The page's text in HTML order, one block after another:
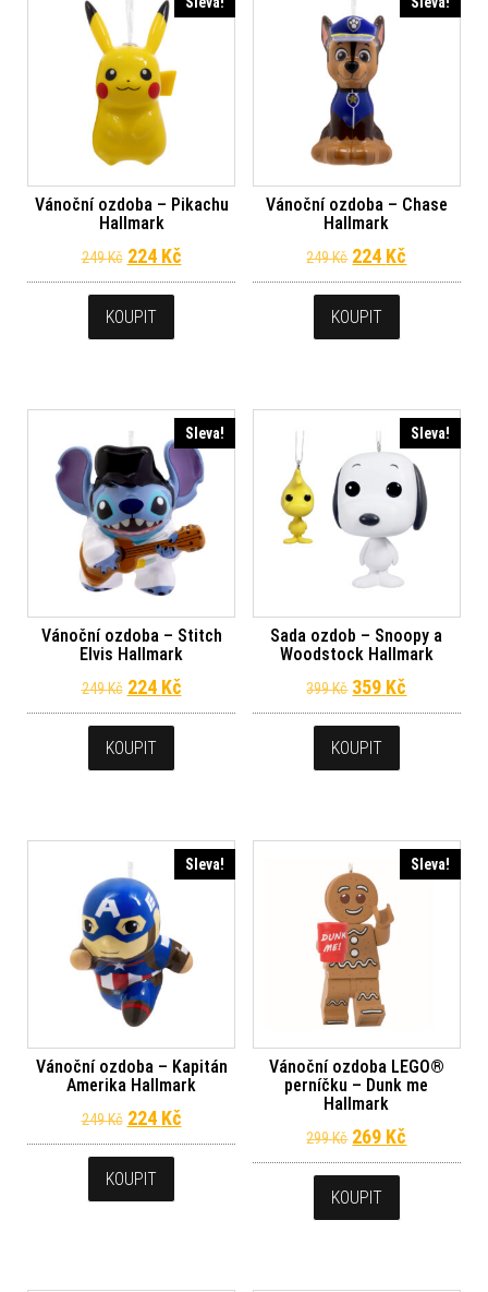
Vánoční ozdoba – Pikachu
Hallmark
249Kč Původní cena byla: 249 Kč.
224 KčAktuální cena je: 224 Kč.
KOUPIT
Vánoční ozdoba – Chase
Hallmark
249Kč Původní cena
224 Kč
KOUPIT
Sleva!
Vánoční ozdoba – Stitch
Elvis Hallmark
249Kč Původní cena byla: 249 Kč.
224 KčAktuální cena je: 224 Kč.
KOUPIT
Sleva!
Sada ozdob – Snoopy a
Woodstock Hallmark
399Kč Původní cena
359 Kč
KOUPIT
Sleva!
Vánoční ozdoba – Kapitán
Amerika Hallmark
249Kč Původní cena byla: 249 Kč.
224 KčAktuální cena je: 224 Kč.
KOUPIT
Sleva!
Vánoční ozdoba LEGO®
perníčku – Dunk me
Hallmark
299Kč Původní cena
269 Kč
KOUPIT